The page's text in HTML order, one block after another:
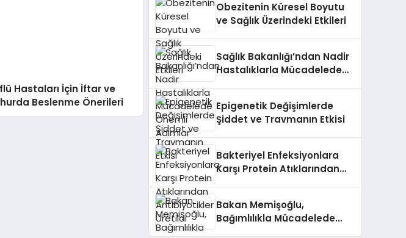
Hastaları İçin İftar ve
Beslenme Önerileri
Obezitenin Küresel Boyutu
ve Sağlık Üzerindeki Etkileri
Sağlık Bakanlığı’ndan Nadir
Hastalıklarla Mücadelede
Epigenetik Değişimlerde
Şiddet ve Travmanın Etkisi
Bakteriyel Enfeksiyonlara
Karşı Protein Atıklarından
Bakan Memişoğlu,
Bağımlılıkla Mücadelede